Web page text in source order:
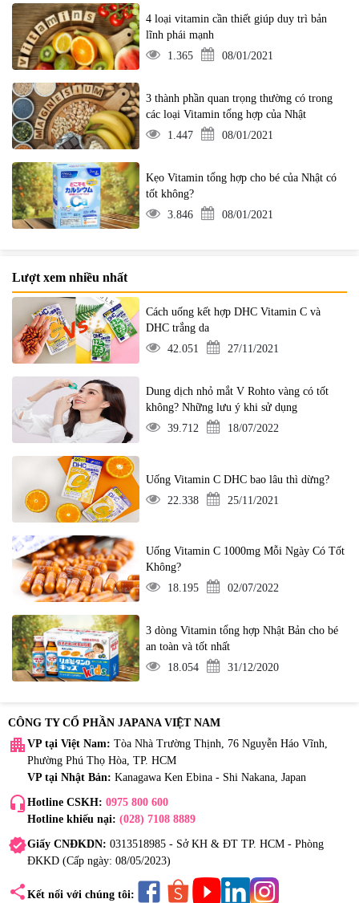
4 loại vitamin cần thiết giúp duy trì bản
lĩnh phái mạnh
1.365
08/01/2021
3 thành phần quan trọng thường có trong
các loại Vitamin tổng hợp của Nhật
1.447
08/01/2021
Kẹo Vitamin tổng hợp cho bé của Nhật có
tốt không?
3.846
08/01/2021
Lượt xem nhiều nhất
Cách uống kết hợp DHC Vitamin C và
DHC trắng da
42.051
27/11/2021
Dung dịch nhỏ mắt V Rohto vàng có tốt
không? Những lưu ý khi sử dụng
39.712
18/07/2022
Uống Vitamin C DHC bao lâu thì dừng?
22.338
25/11/2021
Uống Vitamin C 1000mg Mỗi Ngày Có Tốt
Không?
18.195
02/07/2022
3 dòng Vitamin tổng hợp Nhật Bản cho bé
an toàn và tốt nhất
18.054
31/12/2020
CÔNG TY CỔ PHẦN JAPANA VIỆT NAM
apartment VP tại Việt Nam: Tòa Nhà Trường Thịnh, 76 Nguyễn Háo Vĩnh,
Phường Phú Thọ Hòa, TP. HCM
VP tại Nhật Bản: Kanagawa Ken Ebina - Shi Nakana, Japan
headset_mic Hotline CSKH: 0975 800 600
Hotline khiếu nại: (028) 7108 8889
verifiedGiấy CNĐKDN: 0313518985 - Sở KH & ĐT TP. HCM - Phòng
ĐKKD (Cấp ngày: 08/05/2023)
share Kết nối với chúng tôi: